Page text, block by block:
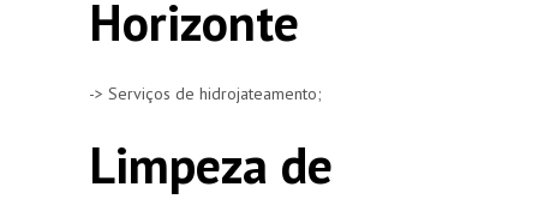
Horizonte
-> Serviços de hidrojateamento;
Limpeza de